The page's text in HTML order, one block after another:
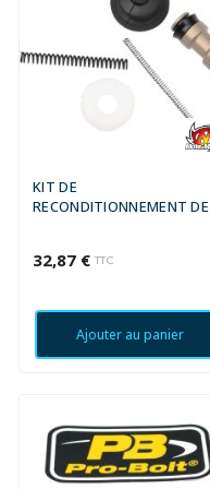
KIT DE
RECONDITIONNEMENT DE
32,87 € TTC
Ajouter au panier